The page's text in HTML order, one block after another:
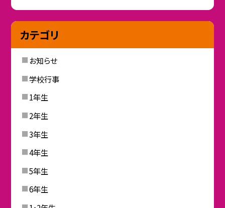
カテゴリ
お知らせ
学校行事
1年生
2年生
3年生
4年生
5年生
6年生